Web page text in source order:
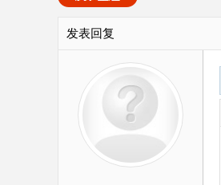
发表回复